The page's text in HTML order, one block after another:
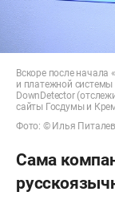
Вскоре после начала
и платежной системы
DownDetector
сайты Госдумы и
Фото: © Илья
Сама